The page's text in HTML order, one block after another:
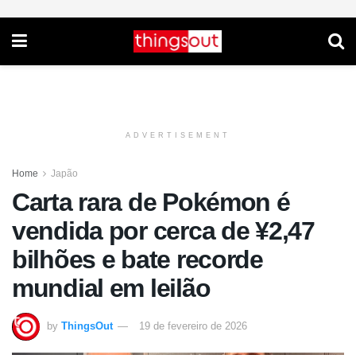
ADVERTISEMENT
Home Japão
Carta rara de Pokémon é
vendida por cerca de ¥2,47
bilhões e bate recorde
mundial em leilão
by ThingsOut 19 de fevereiro de 2026